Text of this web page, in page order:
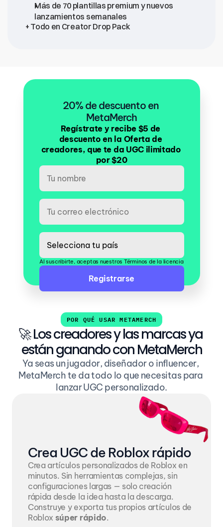
20% de descuento en
MetaMerch
Regístrate y recibe $5 de
descuento en la Oferta de
creadores, que te da UGC ilimitado
por $20
Al suscribirte, aceptas nuestros Términos de la licencia
POR QUÉ USAR METAMERCH
🚀 Los creadores y las marcas ya
están ganando con MetaMerch
Ya seas un jugador, diseñador o influencer,
MetaMerch te da todo lo que necesitas para
lanzar UGC personalizado.
Crea UGC de Roblox rápido
Crea artículos personalizados de Roblox en
minutos. Sin herramientas complejas, sin
configuraciones largas — solo creación
rápida desde la idea hasta la descarga.
Construye y exporta tus propios artículos de
Roblox súper rápido.
Más de 70 plantillas premium y nuevos
lanzamientos semanales
+ Todo en Creator Drop Pack